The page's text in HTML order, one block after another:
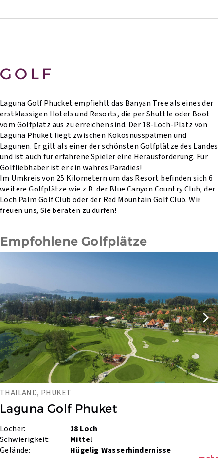
GOLF
Laguna Golf Phucket empfiehlt das Banyan Tree als eines der
erstklassigen Hotels und Resorts, die per Shuttle oder Boot
vom Golfplatz aus zu erreichen sind. Der 18-Loch-Platz von
Laguna Phuket liegt zwischen Kokosnusspalmen und
Lagunen. Er gilt als einer der schönsten Golfplätze des Landes
und ist auch für erfahrene Spieler eine Herausforderung. Für
Golfliebhaber ist er ein wahres Paradies!
Im Umkreis von 25 Kilometern um das Resort befinden sich 6
weitere Golfplätze wie z.B. der Blue Canyon Country Club, der
Loch Palm Golf Club oder der Red Mountain Golf Club. Wir
freuen uns, Sie beraten zu dürfen!
Empfohlene Golfplätze
THAILAND, PHUKET
Laguna Golf Phuket
Löcher:
18 Loch
Schwierigkeit:
Mittel
Gelände:
Hügelig Wasserhindernisse